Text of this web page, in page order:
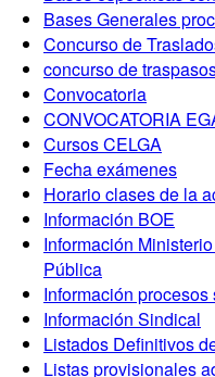
Bases Generales
Concurso de
concurso de
Convocatoria
CONVOCATORIA
Cursos CELGA
Fecha exámenes
Horario clases de la
Información BOE
Información
Pública
Información
Información Sindical
Listados Definitivos
Listas provisionales